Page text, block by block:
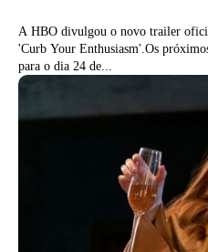
A HBO divulgou o novo trailer
'Curb Your Enthusiasm'.Os
para o dia 24 de...